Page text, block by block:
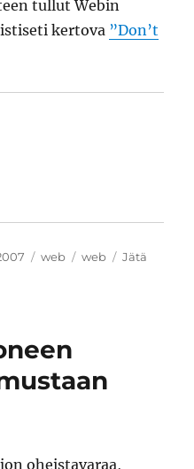
tullut Webin
kertova ”Don’t
Kategoriat
web Avainsanat
web
Jätä
oheistavaraa,